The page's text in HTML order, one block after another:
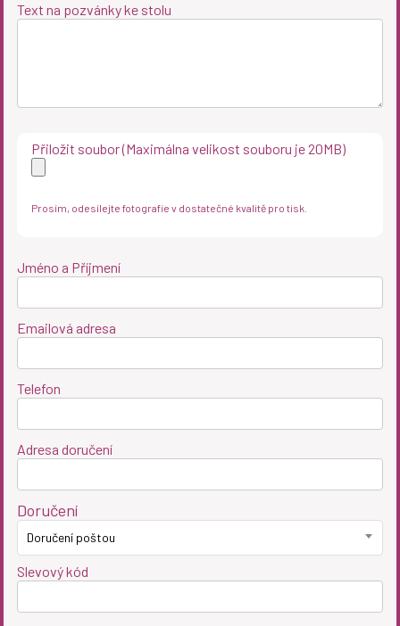
Text na pozvánky ke stolu
Přiložit soubor (Maximálna velikost souboru je 20MB)
Prosím, odesílejte fotografie v dostatečné kvalitě pro tisk.
Jméno a Příjmení
Emailová adresa
Telefon
Adresa doručení
Doručení
Doručení poštou
Slevový kód